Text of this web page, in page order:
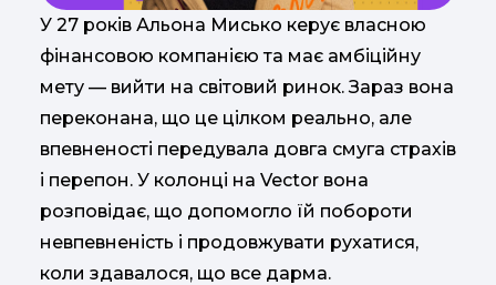
У 27 років Альона Мисько керує власною
фінансовою компанією та має амбіційну
мету — вийти на світовий ринок. Зараз вона
переконана, що це цілком реально, але
впевненості передувала довга смуга страхів
і перепон. У колонці на Vector вона
розповідає, що допомогло їй побороти
невпевненість і продовжувати рухатися,
коли здавалося, що все дарма.